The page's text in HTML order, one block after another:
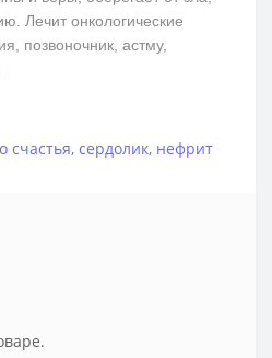
Лечит онкологические
позвоночник, астму,
счастья, сердолик, нефрит